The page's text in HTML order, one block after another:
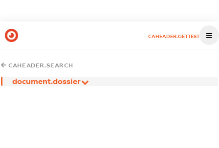
CAHEADER.GETTEST
CAHEADER.SEARCH
document.dossier